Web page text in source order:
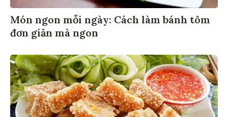
Món ngon mỗi ngày: Cách làm bánh tôm
đơn giản mà ngon